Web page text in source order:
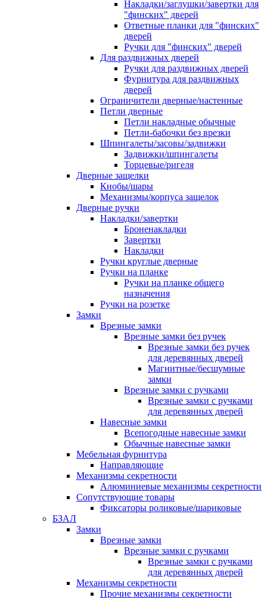
Накладки/заглушки/завертки для
"финских" дверей
Ответные планки для "финских"
дверей
Ручки для "финских" дверей
Для раздвижных дверей
Ручки для раздвижных дверей
Фурнитура для раздвижных
дверей
Ограничители дверные/настенные
Петли дверные
Петли накладные обычные
Петли-бабочки без врезки
Шпингалеты/засовы/задвижки
Задвижки/шпингалеты
Торцевые/ригеля
Дверные защелки
Кнобы/шары
Механизмы/корпуса защелок
Дверные ручки
Накладки/завертки
Броненакладки
Завертки
Накладки
Ручки круглые дверные
Ручки на планке
Ручки на планке общего
назначения
Ручки на розетке
Замки
Врезные замки
Врезные замки без ручек
Врезные замки без ручек
для деревянных дверей
Магнитные/бесшумные
замки
Врезные замки с ручками
Врезные замки с ручками
для деревянных дверей
Навесные замки
Всепогодные навесные замки
Обычные навесные замки
Мебельная фурнитура
Направляющие
Механизмы секретности
Алюминиевые механизмы секретности
Сопутствующие товары
Фиксаторы роликовые/шариковые
БЗАЛ
Замки
Врезные замки
Врезные замки с ручками
Врезные замки с ручками
для деревянных дверей
Механизмы секретности
Прочие механизмы секретности